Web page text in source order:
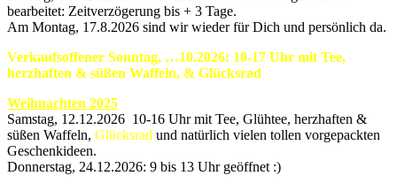
bearbeitet: Zeitverzögerung bis + 3 Tage.
Am Montag, 17.8.2026 sind wir wieder für Dich und persönlich da.
Verkaufsoffener Sonntag, …10.2026: 10-17 Uhr mit Tee,
herzhaften & süßen Waffeln, & Glücksrad
Weihnachten 2025
Samstag, 12.12.2026 10-16 Uhr mit Tee, Glühtee, herzhaften &
süßen Waffeln, Glücksrad und natürlich vielen tollen vorgepackten
Geschenkideen.
Donnerstag, 24.12.2026: 9 bis 13 Uhr geöffnet :)